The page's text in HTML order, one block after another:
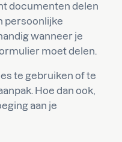
documenten delen
persoonlijke
wanneer je
moet delen.
te gebruiken of te
Hoe dan ook,
aan je